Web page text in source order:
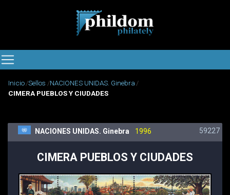
Inicio Sellos NACIONES UNIDAS. Ginebra
CIMERA PUEBLOS Y CIUDADES
NACIONES UNIDAS. Ginebra 1996 59227
CIMERA PUEBLOS Y CIUDADES